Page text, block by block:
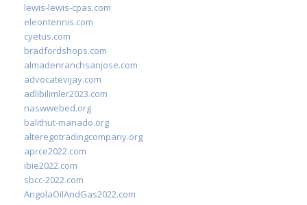
lewis-lewis-cpas.com
eleontennis.com
cyetus.com
bradfordshops.com
almadenranchsanjose.com
advocatevijay.com
adlibilimler2023.com
naswwebed.org
balithut-manado.org
alteregotradingcompany.org
aprce2022.com
ibie2022.com
sbcc-2022.com
AngolaOilAndGas2022.com